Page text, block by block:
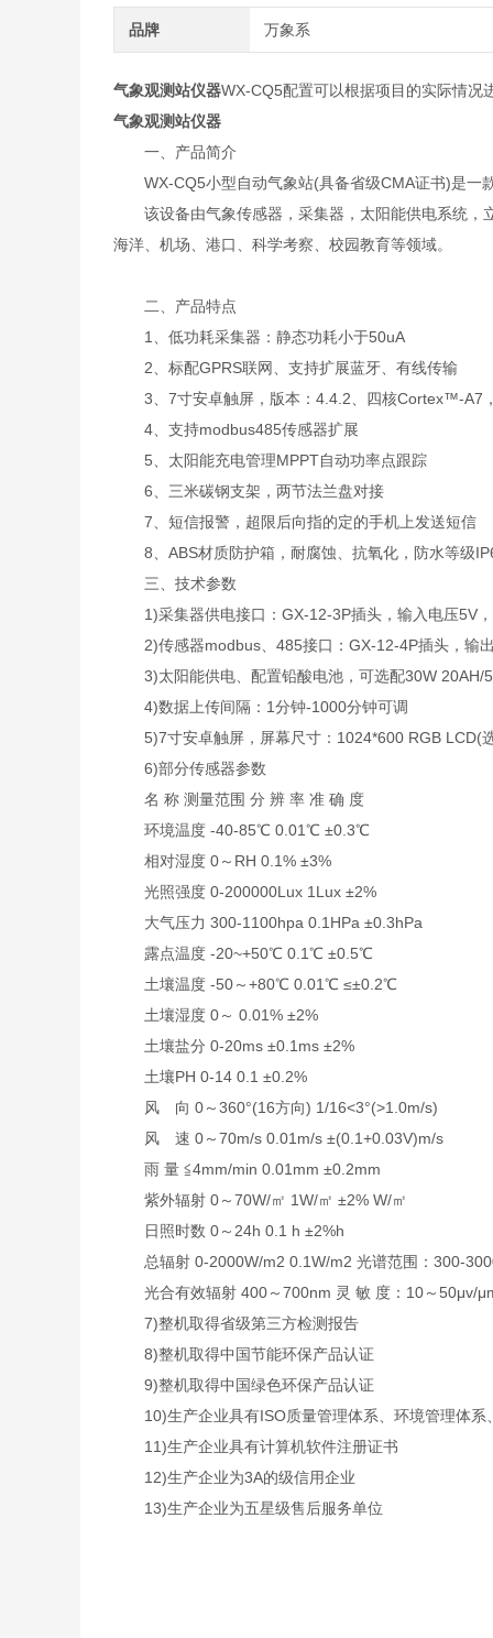
品牌 万象系
气象观测站仪器WX-CQ5配置可以根据项目的实际情况
气象观测站仪器
一、产品简介
WX-CQ5小型自动气象站(具备省级CMA证书)是一
该设备由气象传感器，采集器，太阳能供电系统，
海洋、机场、港口、科学考察、校园教育等领域。
二、产品特点
1、低功耗采集器：静态功耗小于50uA
2、标配GPRS联网、支持扩展蓝牙、有线传输
3、7寸安卓触屏，版本：4.4.2、四核Cortex™-A7
4、支持modbus485传感器扩展
5、太阳能充电管理MPPT自动功率点跟踪
6、三米碳钢支架，两节法兰盘对接
7、短信报警，超限后向指的定的手机上发送短信
8、ABS材质防护箱，耐腐蚀、抗氧化，防水等级
三、技术参数
1)采集器供电接口：GX-12-3P插头，输入电压5V，
2)传感器modbus、485接口：GX-12-4P插头，输出
3)太阳能供电、配置铅酸电池，可选配30W 20AH/
4)数据上传间隔：1分钟-1000分钟可调
5)7寸安卓触屏，屏幕尺寸：1024*600 RGB LCD(
6)部分传感器参数
名 称 测量范围 分 辨 率 准 确 度
环境温度 -40-85℃ 0.01℃ ±0.3℃
相对湿度 0～RH 0.1% ±3%
光照强度 0-200000Lux 1Lux ±2%
大气压力 300-1100hpa 0.1HPa ±0.3hPa
露点温度 -20~+50℃ 0.1℃ ±0.5℃
土壤温度 -50～+80℃ 0.01℃ ≤±0.2℃
土壤湿度 0～ 0.01% ±2%
土壤盐分 0-20ms ±0.1ms ±2%
土壤PH 0-14 0.1 ±0.2%
风 向 0～360°(16方向) 1/16<3°(>1.0m/s)
风 速 0～70m/s 0.01m/s ±(0.1+0.03V)m/s
雨 量 ≦4mm/min 0.01mm ±0.2mm
紫外辐射 0～70W/㎡ 1W/㎡ ±2% W/㎡
日照时数 0～24h 0.1 h ±2%h
总辐射 0-2000W/m2 0.1W/m2 光谱范围：300-
光合有效辐射 400～700nm 灵 敏 度：10～50μv/
7)整机取得省级第三方检测报告
8)整机取得中国节能环保产品认证
9)整机取得中国绿色环保产品认证
10)生产企业具有ISO质量管理体系、环境管理体系
11)生产企业具有计算机软件注册证书
12)生产企业为3A的级信用企业
13)生产企业为五星级售后服务单位